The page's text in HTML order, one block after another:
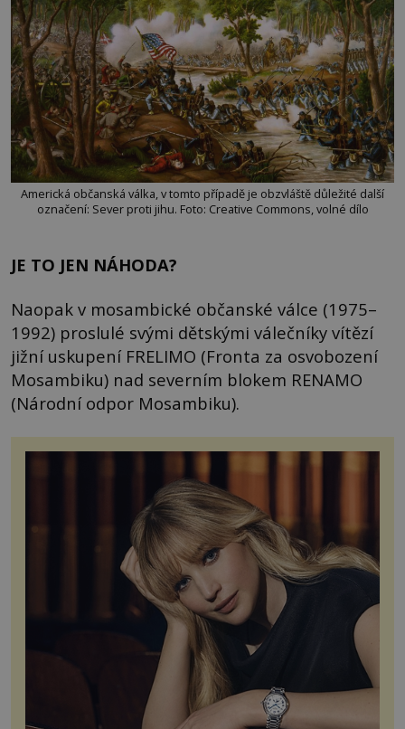
Americká občanská válka, v tomto případě je obzvláště důležité další
označení: Sever proti jihu. Foto: Creative Commons, volné dílo
JE TO JEN NÁHODA?
Naopak v mosambické občanské válce (1975–
1992) proslulé svými dětskými válečníky vítězí
jižní uskupení FRELIMO (Fronta za osvobození
Mosambiku) nad severním blokem RENAMO
(Národní odpor Mosambiku).